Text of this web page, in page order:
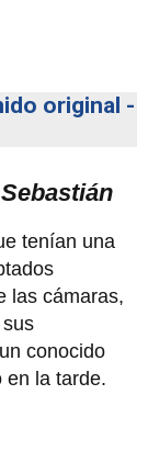
original -
tenían una
las cámaras,
conocido
en la tarde.